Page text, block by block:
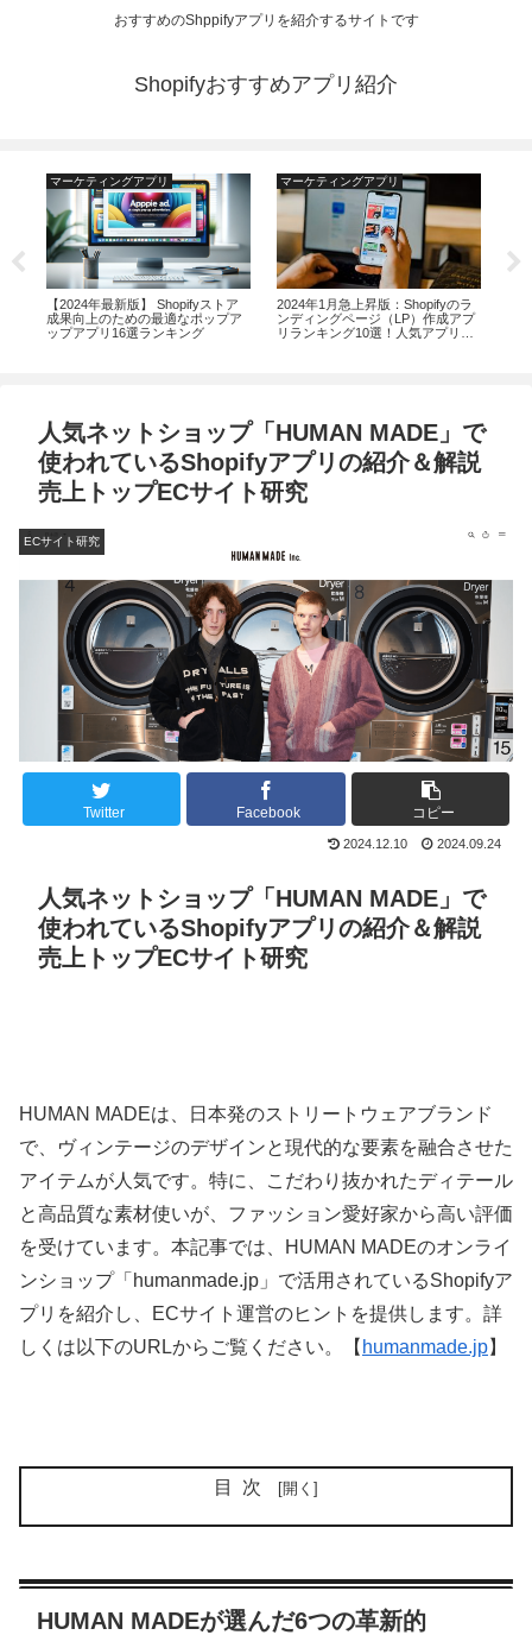
おすすめのShppifyアプリを紹介するサイトです
Shopifyおすすめアプリ紹介
マーケティングアプリ
【2024年最新版】 Shopifyストア
成果向上のための最適なポップア
ップアプリ16選ランキング
マーケティングアプリ
2024年1月急上昇版：Shopifyのラ
ンディングページ（LP）作成アプ
リランキング10選！人気アプリの
人気ネットショップ「HUMAN MADE」で
使われているShopifyアプリの紹介＆解説
売上トップECサイト研究
ECサイト研究
Twitter Facebook コピー
2024.12.10 2024.09.24
人気ネットショップ「HUMAN MADE」で
使われているShopifyアプリの紹介＆解説
売上トップECサイト研究
HUMAN MADEは、日本発のストリートウェアブランド
で、ヴィンテージのデザインと現代的な要素を融合させた
アイテムが人気です。特に、こだわり抜かれたディテール
と高品質な素材使いが、ファッション愛好家から高い評価
を受けています。本記事では、HUMAN MADEのオンライ
ンショップ「humanmade.jp」で活用されているShopifyア
プリを紹介し、ECサイト運営のヒントを提供します。詳
しくは以下のURLからご覧ください。【 humanmade.jp】
目次
HUMAN MADEが選んだ6つの革新的